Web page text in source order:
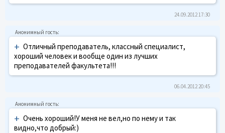
24.09.2012 17:30
+ Отличный преподаватель, классный специалист,
хороший человек и вообще один из лучших
преподавателей факультета!!!
06.04.2012 20:45
+ Очень хороший!У меня не вел,но по нему и так
видно,что добрый:)